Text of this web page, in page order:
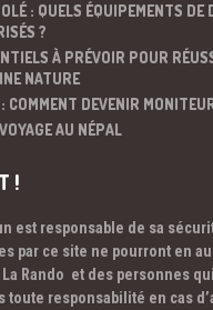
: QUELS ÉQUIPEMENTS DE
?
À PRÉVOIR POUR
NATURE
DEVENIR
AU NÉPAL
!
est responsable de sa
par ce site ne pourront en
Rando et des personnes
toute responsabilité en cas